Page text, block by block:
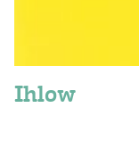
Ihlow